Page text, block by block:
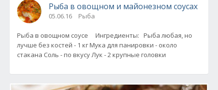
Рыба в овощном и майонезном соусах
05.06.16 Рыба
Рыба в овощном соусе Ингредиенты: Рыба любая, но
лучше без костей - 1 кг Мука для панировки - около
стакана Соль - по вкусу Лук - 2 крупные головки